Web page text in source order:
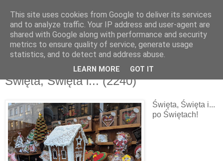
sobota, 8 stycznia 2022
Święta, Święta i... (2240)
Święta, Święta i...
po Świętach!
This site uses cookies from Google to deliver its services
and to analyze traffic. Your IP address and user-agent are
shared with Google along with performance and security
metrics to ensure quality of service, generate usage
statistics, and to detect and address abuse.
LEARN MORE GOT IT